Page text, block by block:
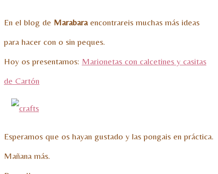
En el blog de Marabaraencontrareis muchas más ideas
para hacer con o sin peques.
Hoy os presentamos: Marionetas con calcetines y casitas
de Cartón
Esperamos que os hayan gustado y las pongais en práctica.
Mañana más.